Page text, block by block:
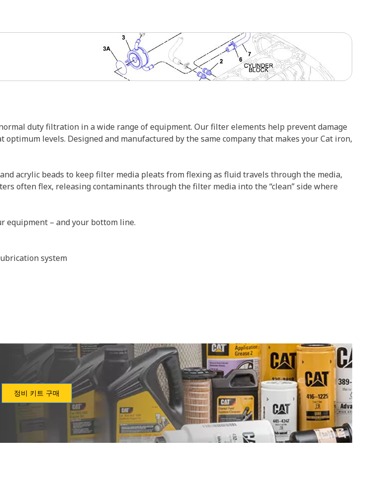
duty filtration in a wide range of equipment. Our filter elements help prevent damage
levels. Designed and manufactured by the same company that makes your Cat iron,
acrylic beads to keep filter media pleats from flexing as fluid travels through the media,
often flex, releasing contaminants through the filter media into the “clean” side where
equipment – and your bottom line.
system
정비 키트 구매